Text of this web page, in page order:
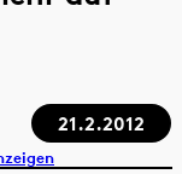
21.2.2012